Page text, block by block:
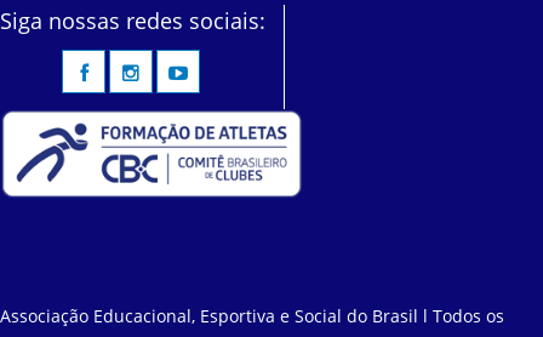
Siga nossas redes sociais:
Associação Educacional, Esportiva e Social do Brasil l Todos os